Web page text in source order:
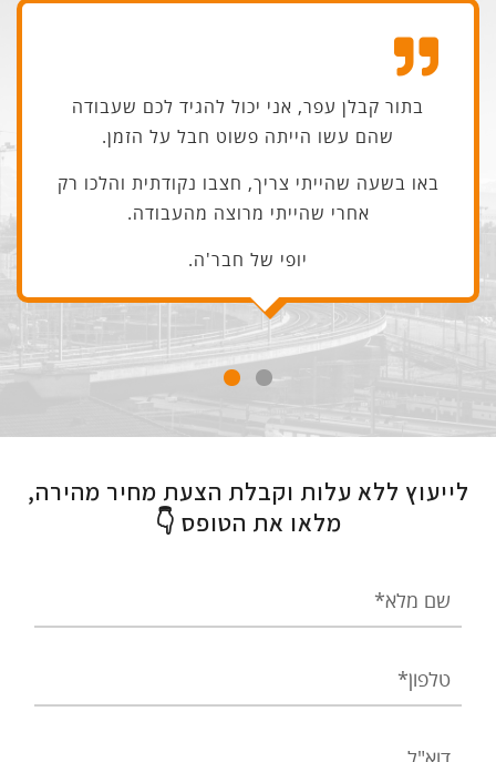
בתור קבלן עפר, אני יכול להגיד לכם שעבודה
שהם עשו הייתה פשוט חבל על הזמן.
באו בשעה שהייתי צריך, חצבו נקודתית והלכו רק
אחרי שהייתי מרוצה מהעבודה.
יופי של חבר'ה.
לייעוץ ללא עלות וקבלת הצעת מחיר מהירה,
מלאו את הטופס 👇
טלפון
דוא"ל